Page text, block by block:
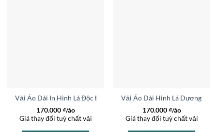
Vải Áo Dài In Hình Lá Độc Đáo AD 35357
170.000₫/áo
Giá thay đổi tuỳ chất vải
Vải Áo Dài Hình Lá Dương Xỉ
170.000₫/áo
Giá thay đổi tuỳ chất vải